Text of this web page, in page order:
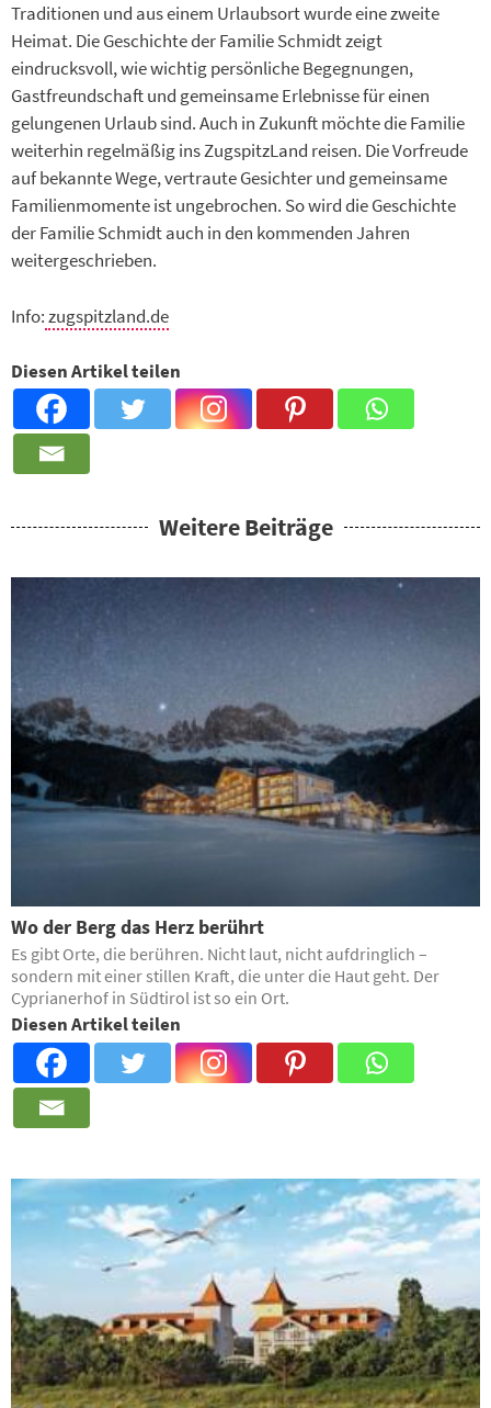
Traditionen und aus einem Urlaubsort wurde eine zweite
Heimat. Die Geschichte der Familie Schmidt zeigt
eindrucksvoll, wie wichtig persönliche Begegnungen,
Gastfreundschaft und gemeinsame Erlebnisse für einen
gelungenen Urlaub sind. Auch in Zukunft möchte die Familie
weiterhin regelmäßig ins ZugspitzLand reisen. Die Vorfreude
auf bekannte Wege, vertraute Gesichter und gemeinsame
Familienmomente ist ungebrochen. So wird die Geschichte
der Familie Schmidt auch in den kommenden Jahren
weitergeschrieben.
Info:zugspitzland.de
Diesen Artikel teilen
Weitere Beiträge
Wo der Berg das Herz berührt
Es gibt Orte, die berühren. Nicht laut, nicht aufdringlich –
sondern mit einer stillen Kraft, die unter die Haut geht. Der
Cyprianerhof in Südtirol ist so ein Ort.
Diesen Artikel teilen